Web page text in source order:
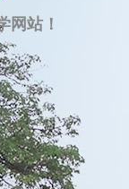
网站！